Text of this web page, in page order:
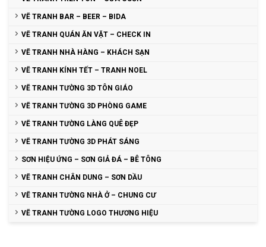
VẼ TRANH BAR – BEER – BIDA
VẼ TRANH QUÁN ĂN VẶT – CHECK IN
VẼ TRANH NHÀ HÀNG – KHÁCH SẠN
VẼ TRANH KÍNH TẾT – TRANH NOEL
VẼ TRANH TƯỜNG 3D TÔN GIÁO
VẼ TRANH TƯỜNG 3D PHÒNG GAME
VẼ TRANH TƯỜNG LÀNG QUÊ ĐẸP
VẼ TRANH TƯỜNG 3D PHÁT SÁNG
SƠN HIỆU ỨNG – SƠN GIẢ ĐÁ – BÊ TÔNG
VẼ TRANH CHÂN DUNG – SƠN DẦU
VẼ TRANH TƯỜNG NHÀ Ở – CHUNG CƯ
VẼ TRANH TƯỜNG LOGO THƯƠNG HIỆU